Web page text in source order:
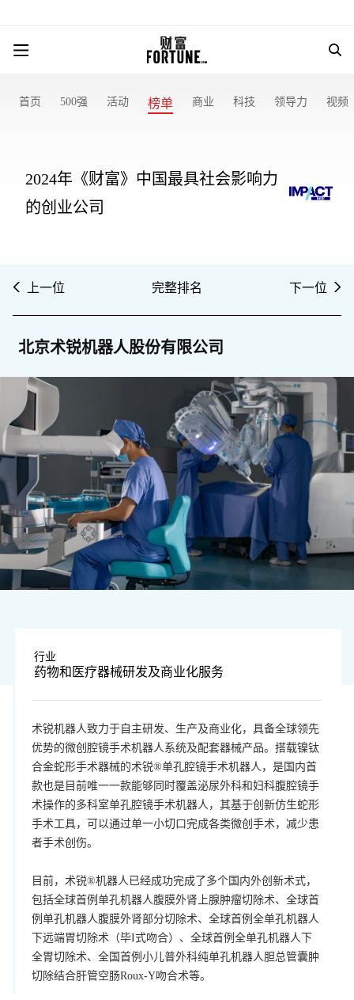
首页 500强 活动 榜单 商业 科技 领导力 视频
2024年《财富》中国最具社会影响力
的创业公司
上一位 完整排名 下一位
北京术锐机器人股份有限公司
行业
药物和医疗器械研发及商业化服务
术锐机器人致力于自主研发、生产及商业化，具备全球领先
优势的微创腔镜手术机器人系统及配套器械产品。搭载镍钛
合金蛇形手术器械的术锐®单孔腔镜手术机器人，是国内首
款也是目前唯一一款能够同时覆盖泌尿外科和妇科腹腔镜手
术操作的多科室单孔腔镜手术机器人，其基于创新仿生蛇形
手术工具，可以通过单一小切口完成各类微创手术，减少患
者手术创伤。
目前，术锐®机器人已经成功完成了多个国内外创新术式，
包括全球首例单孔机器人腹膜外肾上腺肿瘤切除术、全球首
例单孔机器人腹膜外肾部分切除术、全球首例全单孔机器人
下远端胃切除术（毕I式吻合）、全球首例全单孔机器人下
全胃切除术、全国首例小儿普外科纯单孔机器人胆总管囊肿
切除结合肝管空肠Roux-Y吻合术等。